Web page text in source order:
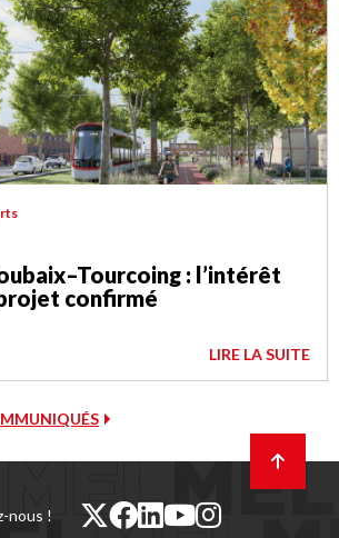
: l’intérêt
confirmé
LIRE LA SUITE
nous !
twitter
facebook
linkedin
youtube
instagram
en
haut